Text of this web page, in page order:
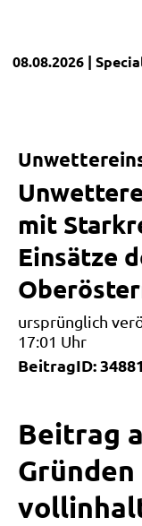
08.08.2026 |
mit
Einsätze
ursprünglich
17:01 Uhr
BeitragID: 34881
Beitrag